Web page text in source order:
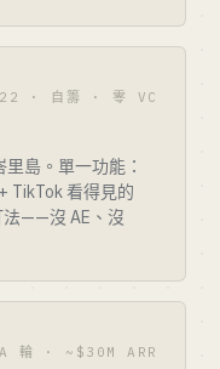
· 自籌 · 零 VC
島。單一功能：
TikTok 看得見的
法——沒 AE、沒
輪 · ~$30M ARR